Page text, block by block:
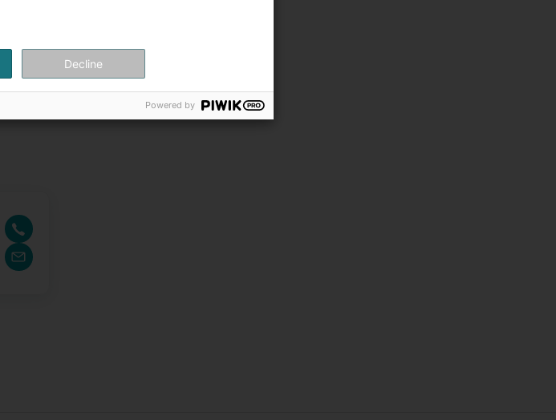
Decline
Powered by